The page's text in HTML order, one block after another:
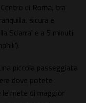
di Roma, tra
sicura e
Sciarra' e a 5 minuti
piccola passeggiata
dove potete
mete di maggior